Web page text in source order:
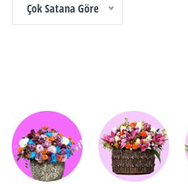
Çok Satana Göre